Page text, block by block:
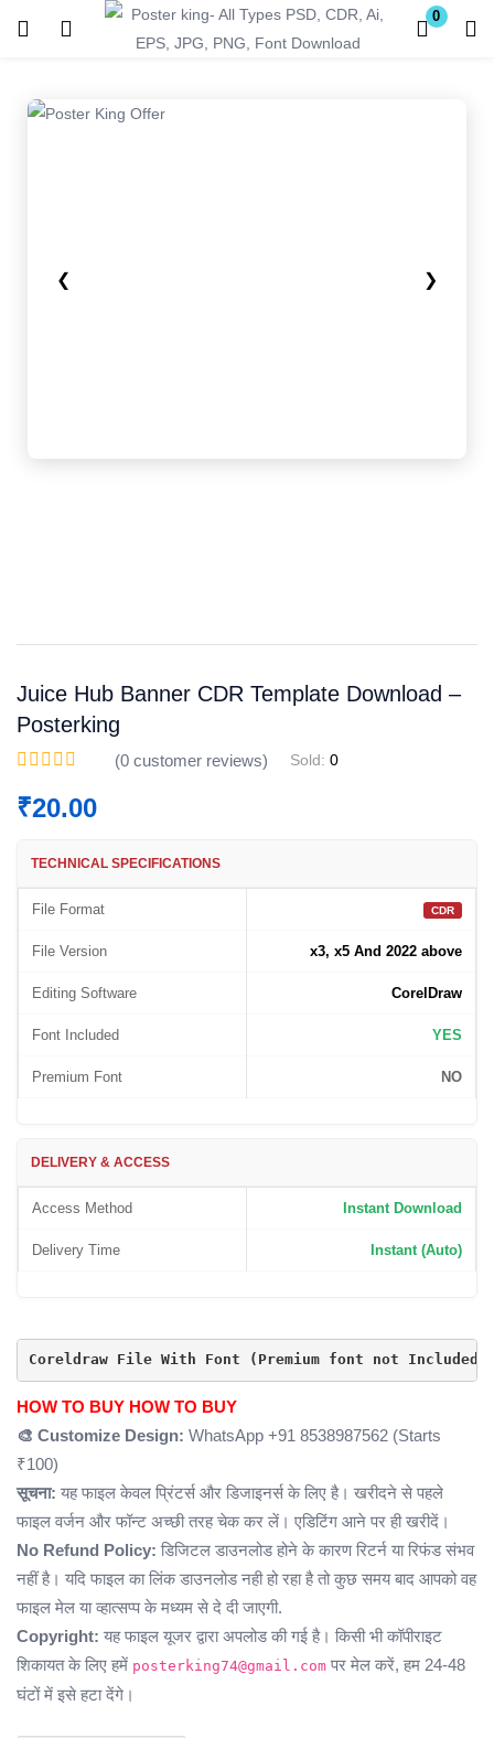
0
Enter your username and password to login.
Remember me Lost password?
❮ ❯
Juice Hub Banner CDR Template Download –
Posterking
(0 customer reviews) Sold: 0
₹20.00
TECHNICAL SPECIFICATIONS
File Format CDR
File Version x3, x5 And 2022 above
Editing Software CorelDraw
Font Included YES
Premium Font NO
DELIVERY & ACCESS
Access Method Instant Download
Delivery Time Instant (Auto)
Coreldraw File With Font (Premium font not
HOW TO BUY HOW TO BUY
🎨 Customize Design: WhatsApp +91 8538987562 (Starts
₹100)
सूचना: यह फाइल केवल प्रिंटर्स और डिजाइनर्स के लिए है। खरीदने से पहले
फाइल वर्जन और फॉन्ट अच्छी तरह चेक कर लें। एडिटिंग आने पर ही खरीदें।
No Refund Policy: डिजिटल डाउनलोड होने के कारण रिटर्न या रिफंड संभव
नहीं है। यदि फाइल का लिंक डाउनलोड नही हो रहा है तो कुछ समय बाद आपको वह
फाइल मेल या व्हात्सप्प के मध्यम से दे दी जाएगी.
Copyright: यह फाइल यूजर द्वारा अपलोड की गई है। किसी भी कॉपीराइट
शिकायत के लिए हमें posterking74@gmail.com पर मेल करें, हम 24-48
घंटों में इसे हटा देंगे।